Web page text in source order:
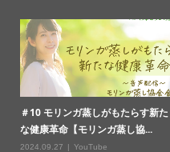
新春キャンペーンのご案内
2026.01.17 お知らせ